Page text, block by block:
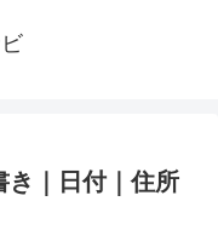
き｜日付｜住所